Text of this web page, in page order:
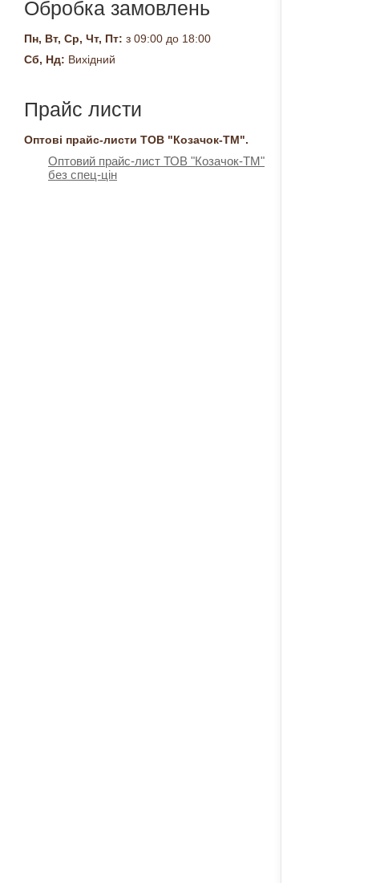
Обробка замовлень
Пн, Вт, Ср, Чт, Пт: з 09:00 до 18:00
Сб, Нд: Вихідний
Прайс листи
Оптові прайс-листи ТОВ "Козачок-ТМ".
Оптовий прайс-лист ТОВ "Козачок-ТМ"
без спец-цін